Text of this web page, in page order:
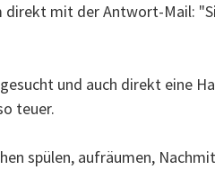
direkt mit der Antwort-Mail:
und auch direkt eine
teuer.
spülen, aufräumen,